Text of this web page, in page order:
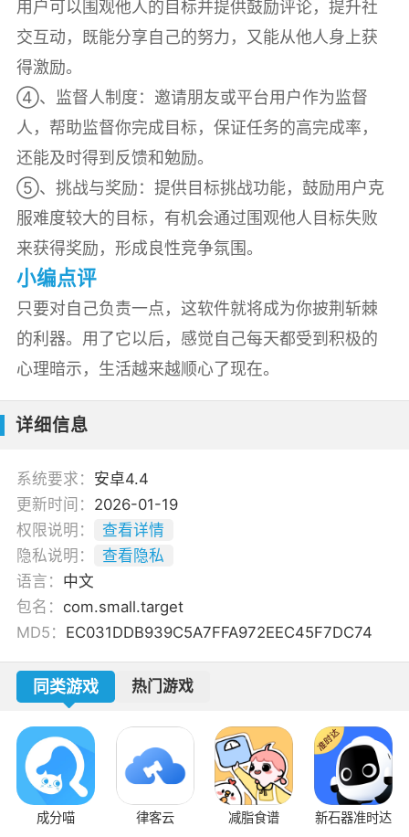
用户可以围观他人的目标并提供鼓励评论，提升社
交互动，既能分享自己的努力，又能从他人身上获
得激励。
④、监督人制度：邀请朋友或平台用户作为监督
人，帮助监督你完成目标，保证任务的高完成率，
还能及时得到反馈和勉励。
⑤、挑战与奖励：提供目标挑战功能，鼓励用户克
服难度较大的目标，有机会通过围观他人目标失败
来获得奖励，形成良性竞争氛围。
小编点评
只要对自己负责一点，这软件就将成为你披荆斩棘
的利器。用了它以后，感觉自己每天都受到积极的
心理暗示，生活越来越顺心了现在。
详细信息
系统要求： 安卓4.4
更新时间： 2026-01-19
权限说明：
查看详情
隐私说明：
查看隐私
语言： 中文
包名： com.small.target
MD5： EC031DDB939C5A7FFA972EEC45F7DC74
同类游戏 热门游戏
成分喵 律客云 减脂食谱 新石器准时达